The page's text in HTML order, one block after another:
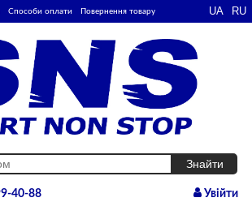
Способи оплати Повернення товару
40-88
Увійти